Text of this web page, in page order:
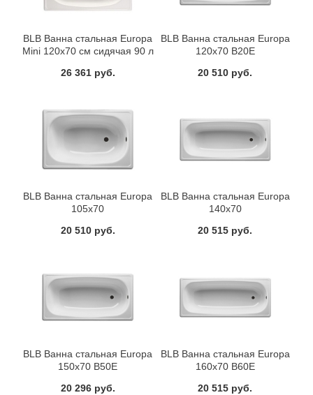
BLB Ванна стальная Europa
Mini 120x70 см сидячая 90 л
26 361 руб.
BLB Ванна стальная Europa
120x70 B20E
20 510 руб.
BLB Ванна стальная Europa
105x70
20 510 руб.
BLB Ванна стальная Europa
140x70
20 515 руб.
BLB Ванна стальная Europa
150x70 B50E
20 296 руб.
BLB Ванна стальная Europa
160x70 B60E
20 515 руб.